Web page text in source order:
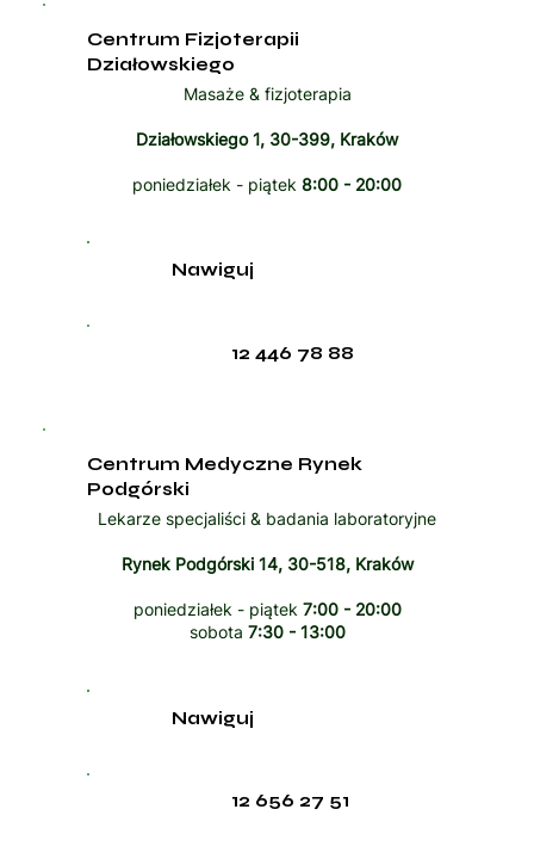
Centrum Fizjoterapii
Działowskiego
Masaże & fizjoterapia
Działowskiego 1, 30-399, Kraków
poniedziałek - piątek 8:00 - 20:00
12 446 78 88
Nawiguj
Centrum Medyczne Rynek
Podgórski
Lekarze specjaliści & badania laboratoryjne
Rynek Podgórski 14, 30-518, Kraków
poniedziałek - piątek 7:00 - 20:00
sobota 7:30 - 13:00
12 656 27 51
Nawiguj